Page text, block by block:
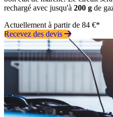
rechargé avec jusqu'à 200 g de
Actuellement à partir de 84 €*
Recevez des devis